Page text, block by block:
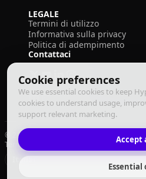
Cookie preferences
We use essential cookies to keep
cookies to understand usage,
support relevant marketing.
Accept
Essential
LEGALE
Termini di utilizzo
Informativa sulla privacy
Politica di adempimento
Contattaci
© 2026 Deemos Corporation. Tutti i diritti
Termini di Utilizzo
Informativa sulla Privacy
Italiano